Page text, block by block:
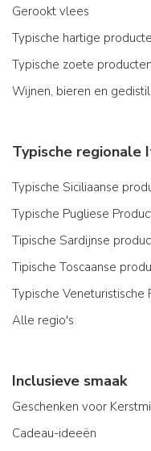
Gerookt vlees
Typische hartige
Typische zoete producten
Wijnen, bieren en
Typische regionale
Typische Siciliaanse
Typische Pugliese
Tipische Sardijnse
Tipische Toscaanse
Typische Veneturistische
Alle regio's
Inclusieve smaak
Geschenken voor
Cadeau-ideeën